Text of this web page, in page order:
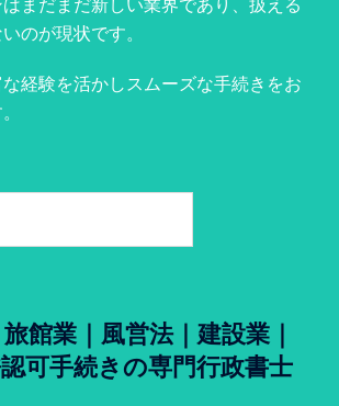
まだまだ新しい業界であり、扱える
のが現状です。
経験を活かしスムーズな手続きをお
館業｜風営法｜建設業｜
可手続きの専門行政書士